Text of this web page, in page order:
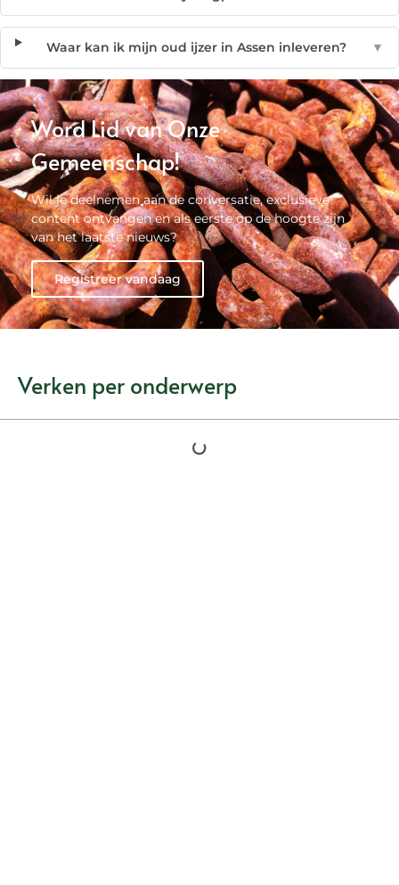
Waar kan ik mijn oud ijzer in Assen inleveren? ▼
Word Lid van Onze
Gemeenschap!
Wil je deelnemen aan de conversatie, exclusieve
content ontvangen en als eerste op de hoogte zijn
van het laatste nieuws?
Registreer vandaag
Verken per onderwerp